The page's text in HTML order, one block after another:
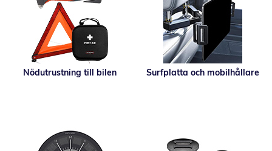
Nödutrustning till bilen Surfplatta och mobilhållare